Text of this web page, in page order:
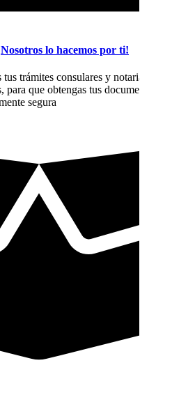
lo hacemos por ti!
trámites consulares y notariales sin
que obtengas tus documentos de
segura